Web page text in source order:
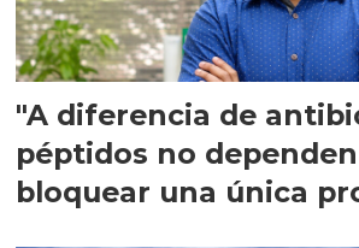
"A diferencia de
péptidos no
bloquear una única